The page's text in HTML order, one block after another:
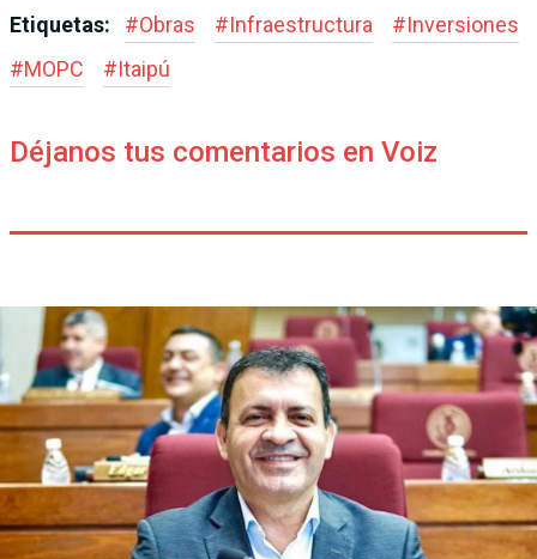
Etiquetas: #Obras #Infraestructura #Inversiones
#MOPC #Itaipú
Déjanos tus comentarios en Voiz